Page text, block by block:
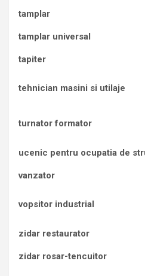
tamplar
tamplar universal
tapiter
tehnician masini si utilaje
turnator formator
ucenic pentru ocupatia de
vanzator
vopsitor industrial
zidar restaurator
zidar rosar-tencuitor